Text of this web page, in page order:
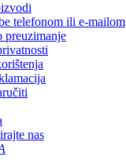
telefonom ili e-mailom
preuzimanje
nas